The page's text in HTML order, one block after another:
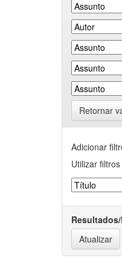
Retornar
Adicionar
Utilizar